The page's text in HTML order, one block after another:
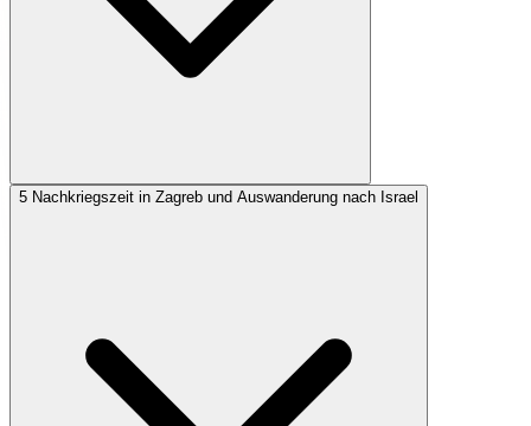
5 Nachkriegszeit in Zagreb und Auswanderung nach Israel